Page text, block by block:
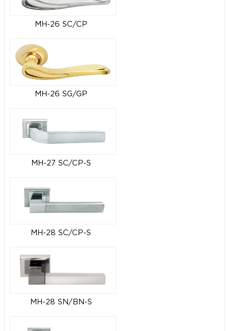
MH-26 SC/CP
MH-26 SG/GP
MH-27 SC/CP-S
MH-28 SC/CP-S
MH-28 SN/BN-S